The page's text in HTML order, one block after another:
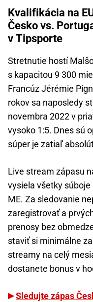
Kvalifikácia na
Česko vs.
v Tipsporte
Stretnutie hostí
s kapacitou 9 300
Francúz Jérémie
rokov sa naposledy
novembra 2022 v
vysoko 1:5. Dnes sú
súper je zatiaľ
Live stream zápasu
vysiela všetky
ME. Za sledovanie
zaregistrovať a
prenosy bez
staviť si minimálne
streamy na celý
dostanete bonus v
Sledujte zápas